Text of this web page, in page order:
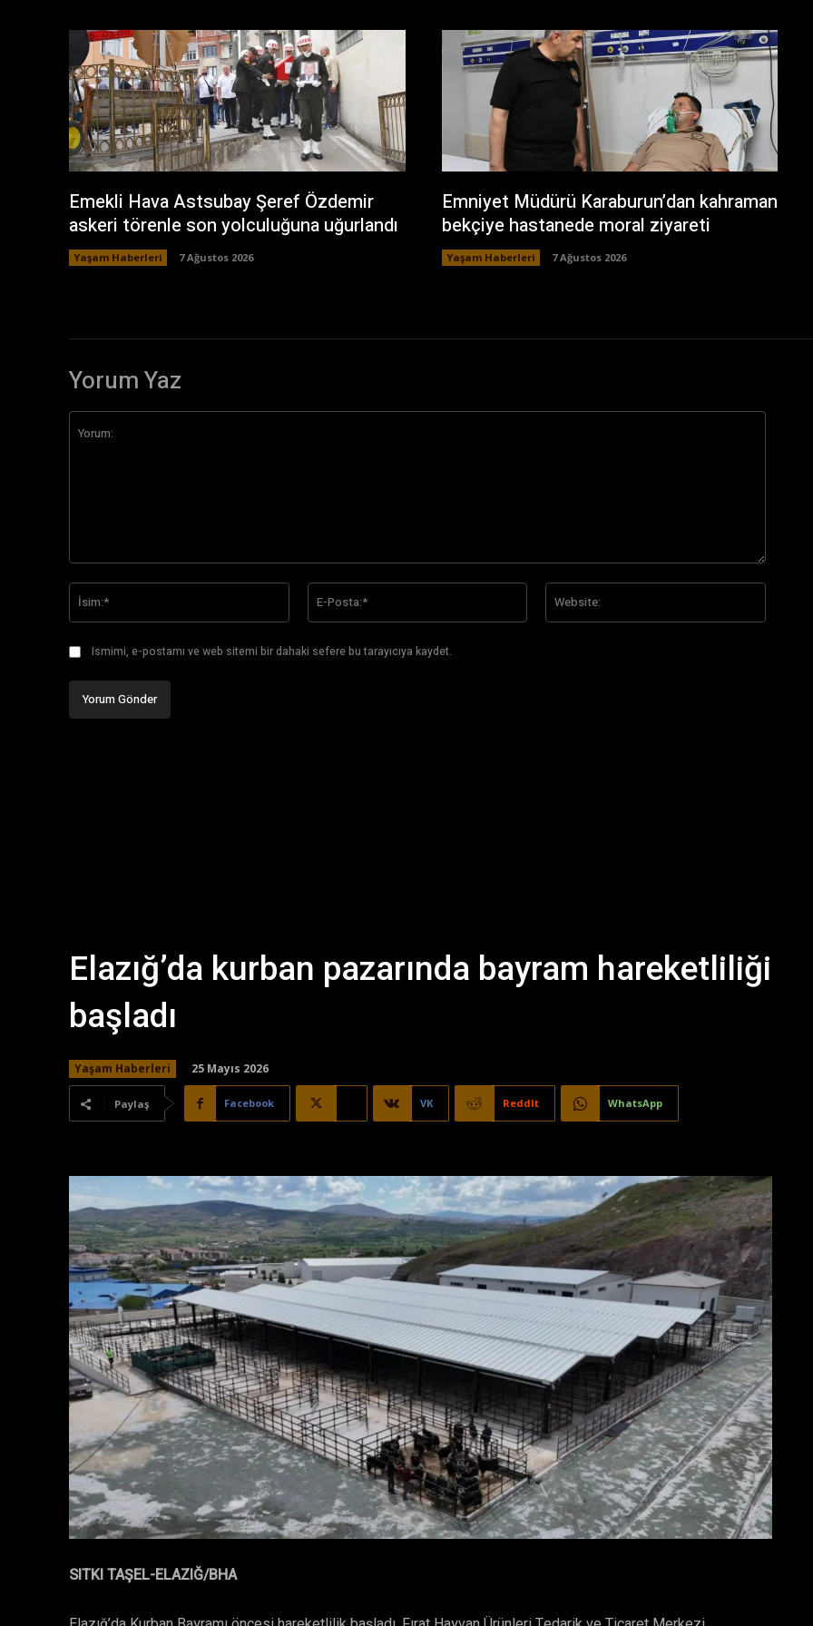
Emekli Hava Astsubay Şeref Özdemir
askeri törenle son yolculuğuna uğurlandı
Yaşam Haberleri 7 Ağustos 2026
Emniyet Müdürü Karaburun’dan kahraman
bekçiye hastanede moral ziyareti
Yaşam Haberleri 7 Ağustos 2026
Yorum Yaz
Posta:*
Ismimi, e-postamı ve web sitemi bir dahaki sefere bu tarayıcıya kaydet.